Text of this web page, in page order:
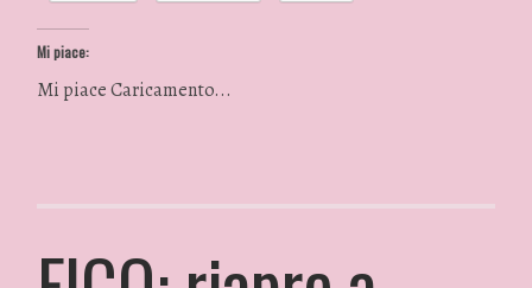
Mi piace:
Mi piaceCaricamento...